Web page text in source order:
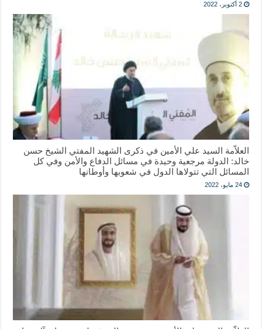
2 أكتوبر، 2022
العلاّمة السيد علي الأمين في ذكرى الشهيد المفتي الشيخ حسن
خالد: الدولة مرجعية وحيدة في مسائل الدفاع والأمن وفي كل
المسائل التي تتولاها الدول في شعوبها وأوطانها
24 مايو، 2022